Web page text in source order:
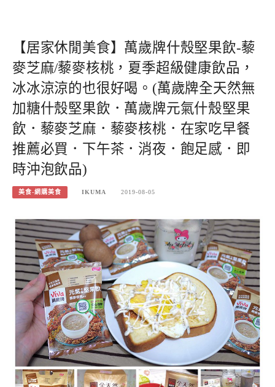
【居家休閒美食】萬歲牌什殼堅果飲-藜
麥芝麻/藜麥核桃，夏季超級健康飲品，
冰冰涼涼的也很好喝。(萬歲牌全天然無
加糖什殼堅果飲．萬歲牌元氣什殼堅果
飲．藜麥芝麻．藜麥核桃．在家吃早餐
推薦必買．下午茶．消夜．飽足感．即
時沖泡飲品)
美食-網購美食 IKUMA 2019-08-05